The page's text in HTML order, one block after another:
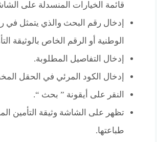
قائمة الخيارات المنسدلة على
إدخال رقم البحث والذي يتمثل في
الوطنية أو الرقم الخاص بالوثيقة
إدخال التفاصيل المطلوبة.
إدخال الكود المرئي في الحقل
النقر على أيقونة ” بحث “.
تظهر على الشاشة وثيقة التأمين
طباعتها.